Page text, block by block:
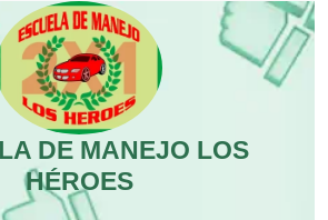
y Lubricantes
de aire
DE MANEJO LOS
HÉROES